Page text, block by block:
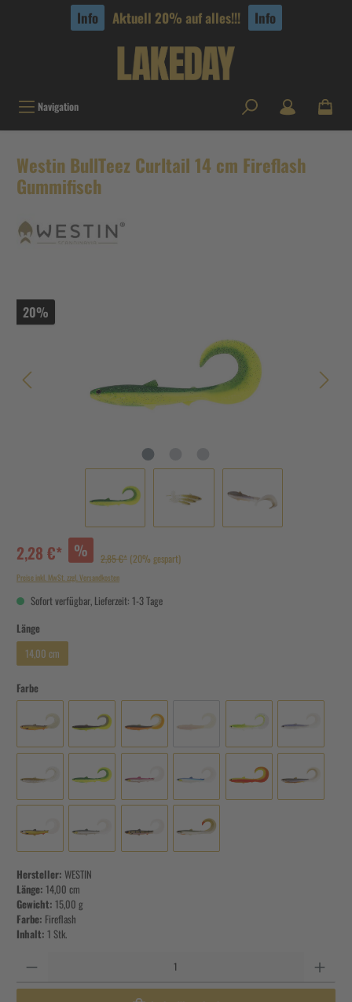
Info Aktuell 20% auf alles!!! Info
Navigation
Westin BullTeez Curltail 14 cm Fireflash
Gummifisch
20%
2,28 €* % 2,85 €* (20% gespart)
Preise inkl. MwSt. zzgl. Versandkosten
Sofort verfügbar, Lieferzeit: 1-3 Tage
Länge
14,00 cm
Farbe
Hersteller: WESTIN
Länge: 14,00 cm
Gewicht: 15,00 g
Farbe: Fireflash
Inhalt: 1 Stk.